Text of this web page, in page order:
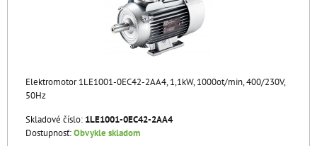
Elektromotor 1LE1001-0EC42-2AA4, 1,1kW, 1000ot/min, 400/230V,
50Hz
Skladové číslo: 1LE1001-0EC42-2AA4
Dostupnosť:Obvykle skladom